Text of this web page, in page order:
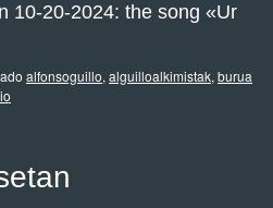
10-20-2024: the song «Ur
alfonsoguillo, alguilloalkimistak, burua